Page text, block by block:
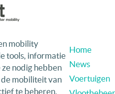
mobility
tools, informatie
nodig hebben
mobiliteit van
te beheren,
Home
News
Voertuigen